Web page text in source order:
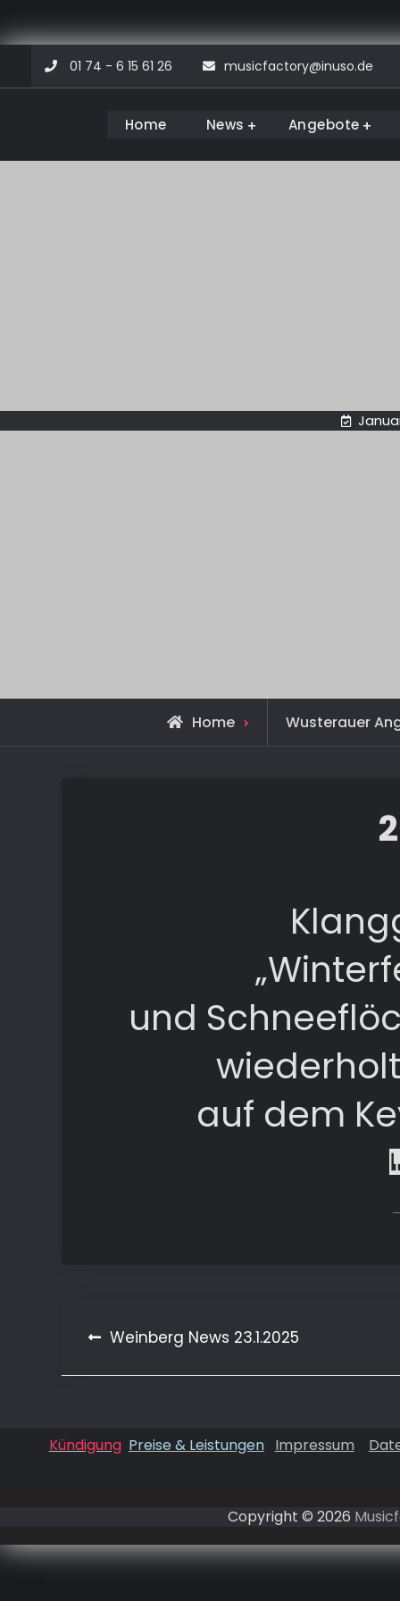
content
01 74 - 6 15 61 26 musicfactory@inuso.de
Musicfactory
Home News Angebote
Home Wusterauer
und
auf dem
Beitragsnavigation
Weinberg News 23.1.2025
Kündigung Preise & Leistungen Impressum
Copyright © 2026